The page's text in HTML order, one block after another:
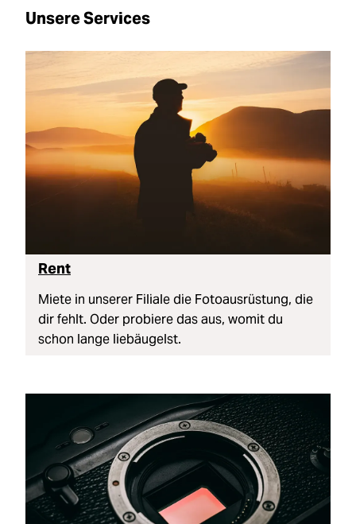
Unsere Services
Rent
Miete in unserer Filiale die Fotoausrüstung, die
dir fehlt. Oder probiere das aus, womit du
schon lange liebäugelst.